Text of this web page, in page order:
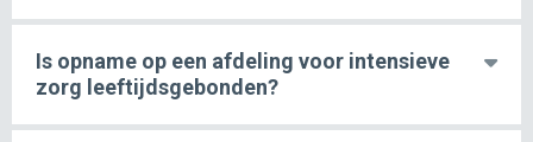
Is opname op een afdeling voor intensieve
zorg leeftijdsgebonden?